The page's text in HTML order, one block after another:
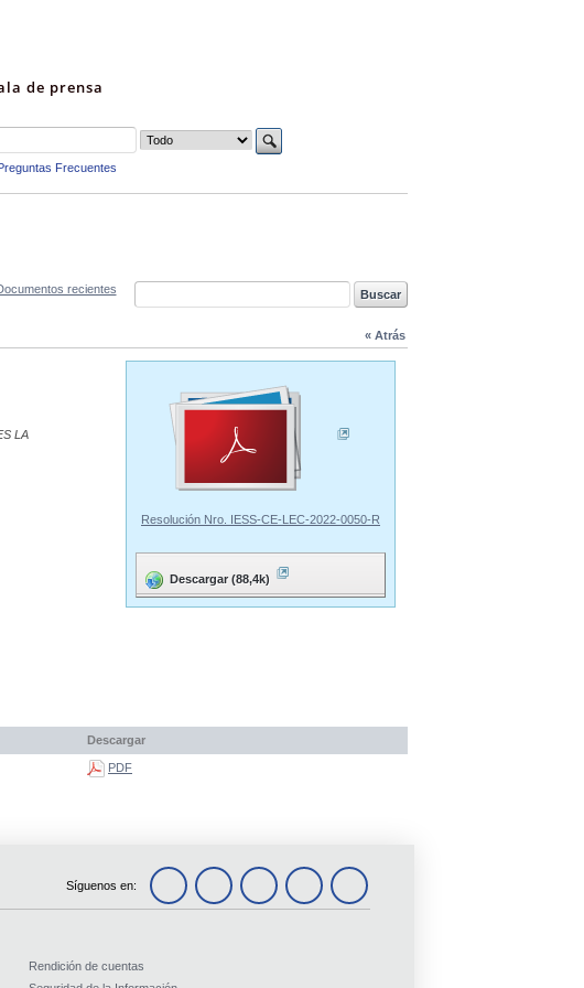
de prensa
Frecuentes
recientes
« Atrás
LA
Resolución Nro. IESS-CE-LEC-2022-0050-R
Descargar (88,4k)
Descargar
PDF
Síguenos en:
Rendición de cuentas